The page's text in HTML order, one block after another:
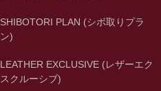
SHIBOTORI PLAN (シボ取りプラ
ン)
LEATHER EXCLUSIVE (レザーエク
スクルーシブ)